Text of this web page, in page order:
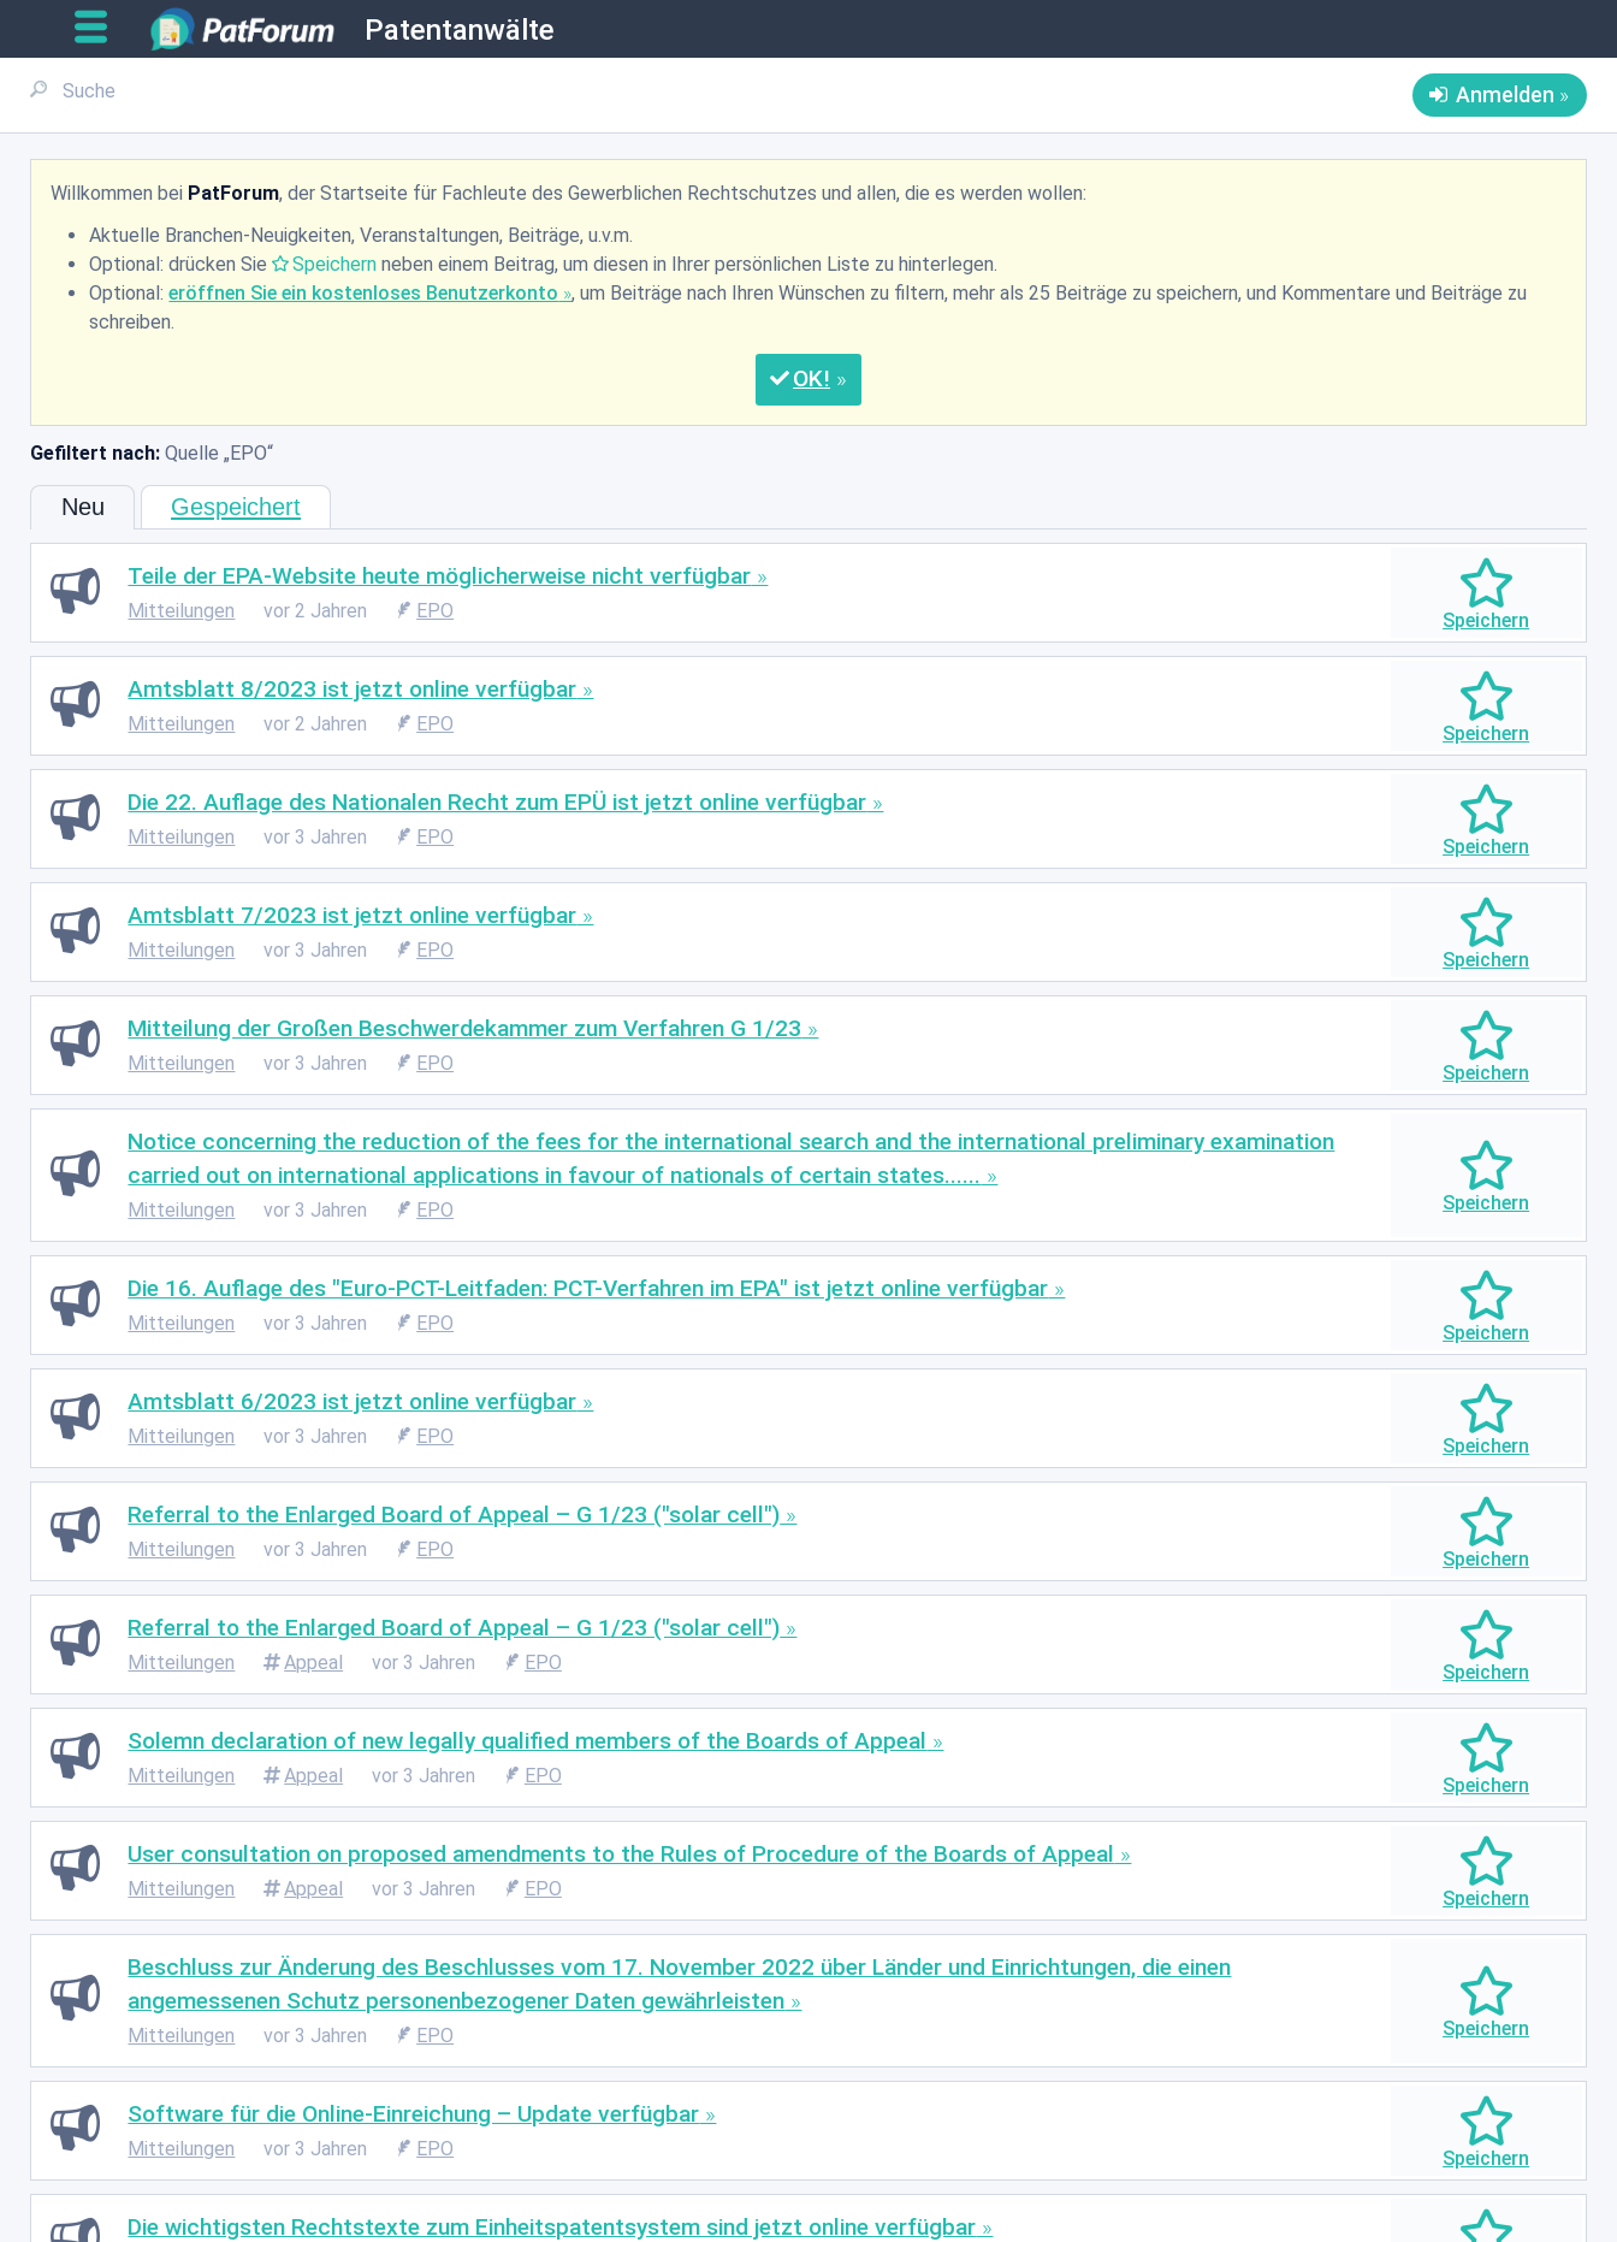
Patentanwälte
Anmelden
Willkommen bei PatForum, der Startseite für Fachleute des Gewerblichen Rechtschutzes und allen, die es werden wollen:
Aktuelle Branchen-Neuigkeiten, Veranstaltungen, Beiträge, u.v.m.
Optional: drücken Sie
Speichern neben einem Beitrag, um diesen in Ihrer persönlichen Liste zu hinterlegen.
Optional:eröffnen Sie ein kostenloses Benutzerkonto
, um Beiträge nach Ihren Wünschen zu filtern, mehr als 25 Beiträge zu speichern, und Kommentare und Beiträge zu
schreiben.
OK
Gefiltert nach: Quelle EPO
Neu Gespeichert
Teile der EPA-Website heute möglicherweise nicht verfügbar
Mitteilungen vor 2 Jahren EPO
Amtsblatt 8/2023 ist jetzt online verfügbar
Mitteilungen vor 2 Jahren EPO
Die 22. Auflage des Nationalen Recht zum EPÜ ist jetzt online verfügbar
Mitteilungen vor 3 Jahren EPO
Amtsblatt 7/2023 ist jetzt online verfügbar
Mitteilungen vor 3 Jahren EPO
Mitteilung der Großen Beschwerdekammer zum Verfahren G 1/23
Mitteilungen vor 3 Jahren EPO
Notice concerning the reduction of the fees for the international search and the international preliminary examination
carried out on international applications in favour of nationals of certain states......
Mitteilungen vor 3 Jahren EPO
Die 16. Auflage des "Euro-PCT-Leitfaden: PCT-Verfahren im EPA" ist jetzt online verfügbar
Mitteilungen vor 3 Jahren EPO
Amtsblatt 6/2023 ist jetzt online verfügbar
Mitteilungen vor 3 Jahren EPO
Referral to the Enlarged Board of Appeal – G 1/23 ("solar cell")
Mitteilungen vor 3 Jahren EPO
Referral to the Enlarged Board of Appeal – G 1/23 ("solar cell")
Mitteilungen Appeal vor 3 Jahren EPO
Solemn declaration of new legally qualified members of the Boards of Appeal
Mitteilungen Appeal vor 3 Jahren EPO
User consultation on proposed amendments to the Rules of Procedure of the Boards of Appeal
Mitteilungen Appeal vor 3 Jahren EPO
Beschluss zur Änderung des Beschlusses vom 17. November 2022 über Länder und Einrichtungen, die einen
angemessenen Schutz personenbezogener Daten gewährleisten
Mitteilungen vor 3 Jahren EPO
Software für die Online-Einreichung – Update verfügbar
Mitteilungen vor 3 Jahren EPO
Die wichtigsten Rechtstexte zum Einheitspatentsystem sind jetzt online verfügbar